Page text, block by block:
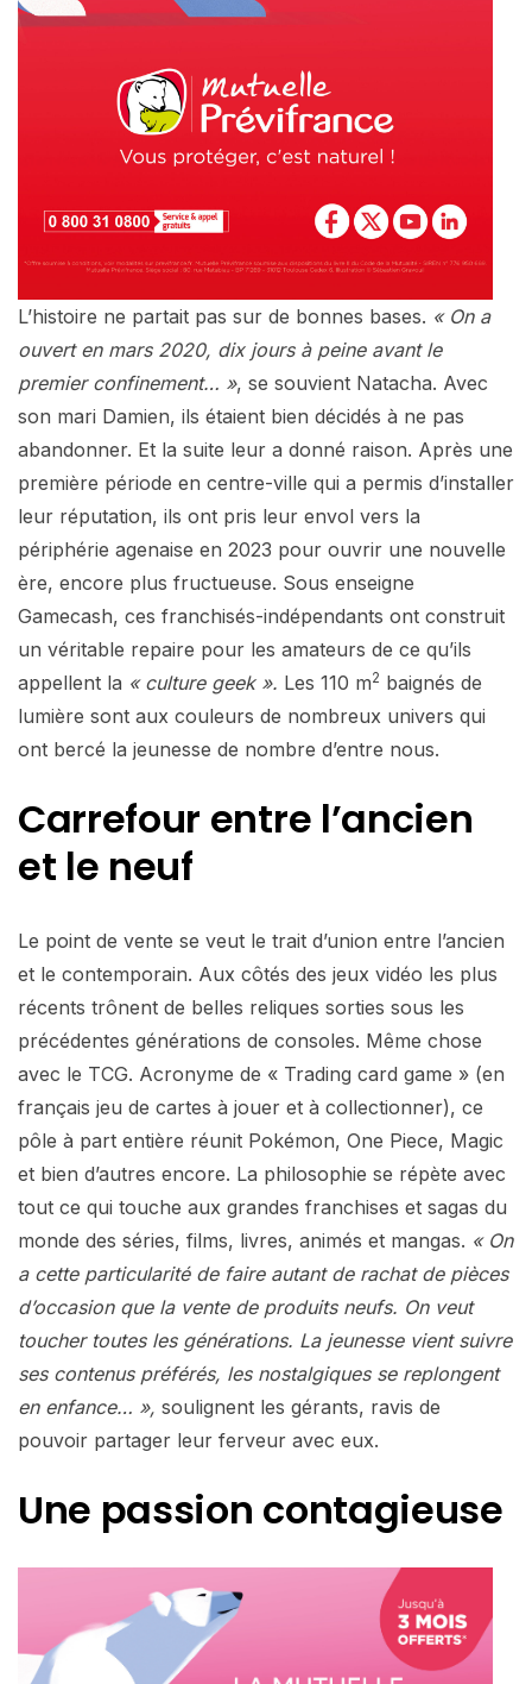
L’histoire ne partait pas sur de bonnes bases. « On a
ouvert en mars 2020, dix jours à peine avant le
premier confinement… », se souvient Natacha. Avec
son mari Damien, ils étaient bien décidés à ne pas
abandonner. Et la suite leur a donné raison. Après une
première période en centre-ville qui a permis d’installer
leur réputation, ils ont pris leur envol vers la
périphérie agenaise en 2023 pour ouvrir une nouvelle
ère, encore plus fructueuse. Sous enseigne
Gamecash, ces franchisés-indépendants ont construit
un véritable repaire pour les amateurs de ce qu’ils
appellent la « culture geek ». Les 110 m2 baignés de
lumière sont aux couleurs de nombreux univers qui
ont bercé la jeunesse de nombre d’entre nous.
Carrefour entre l’ancien
et le neuf
Le point de vente se veut le trait d’union entre l’ancien
et le contemporain. Aux côtés des jeux vidéo les plus
récents trônent de belles reliques sorties sous les
précédentes générations de consoles. Même chose
avec le TCG. Acronyme de « Trading card game » (en
français jeu de cartes à jouer et à collectionner), ce
pôle à part entière réunit Pokémon, One Piece, Magic
et bien d’autres encore. La philosophie se répète avec
tout ce qui touche aux grandes franchises et sagas du
monde des séries, films, livres, animés et mangas. « On
a cette particularité de faire autant de rachat de pièces
d’occasion que la vente de produits neufs. On veut
toucher toutes les générations. La jeunesse vient suivre
ses contenus préférés, les nostalgiques se replongent
en enfance… », soulignent les gérants, ravis de
pouvoir partager leur ferveur avec eux.
Une passion contagieuse